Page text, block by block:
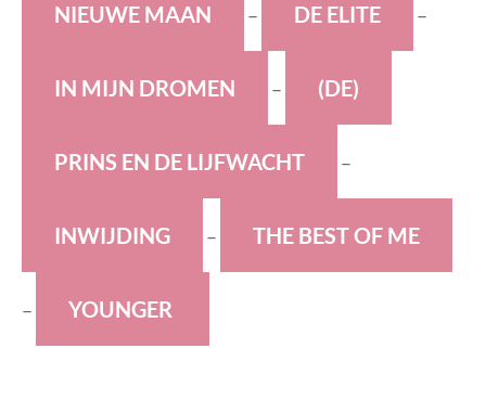
NIEUWE MAAN – DE ELITE –
IN MIJN DROMEN – (DE)
PRINS EN DE LIJFWACHT –
INWIJDING – THE BEST OF ME
– YOUNGER